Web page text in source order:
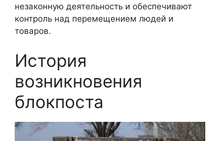
незаконную деятельность и обеспечивают
контроль над перемещением людей и
товаров.
История
возникновения
блокпоста